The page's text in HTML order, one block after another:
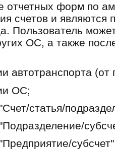
отчетных форм по
счетов и являются
Пользователь
ОС, а также
автотранспорта (от
ОС;
статья/